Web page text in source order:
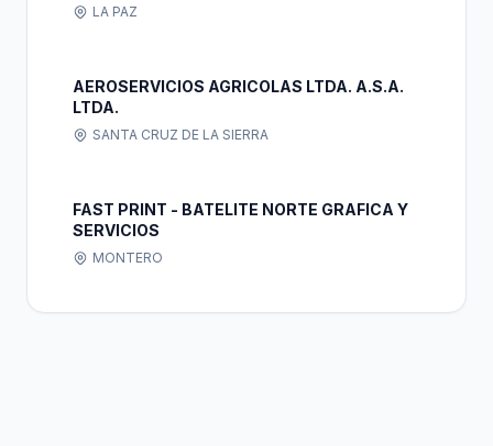
LA PAZ
AEROSERVICIOS AGRICOLAS LTDA. A.S.A.
LTDA.
SANTA CRUZ DE LA SIERRA
FAST PRINT - BATELITE NORTE GRAFICA Y
SERVICIOS
MONTERO